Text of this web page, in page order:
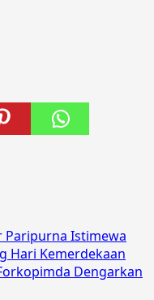
Paripurna Istimewa
Hari Kemerdekaan
Dengarkan